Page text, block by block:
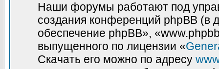
Наши форумы работают под
создания конференций phpBB
обеспечение phpBB»,
выпущенного по лицензии «
Скачать его можно по адресу